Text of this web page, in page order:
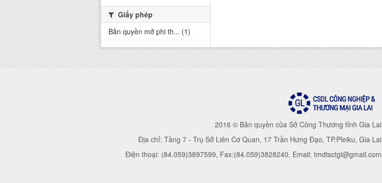
Giấy phép
Bản quyền mở phi th... (1)
2016 © Bản quyền của Sở Công Thương tỉnh Gia Lai
Địa chỉ: Tầng 7 - Trụ Sở Liên Cơ Quan, 17 Trần Hưng Đạo, TP.Pleiku, Gia Lai
Điện thoại: (84.059)3897599, Fax:(84.059)3828240, Email: tmdtsctgl@gmail.com